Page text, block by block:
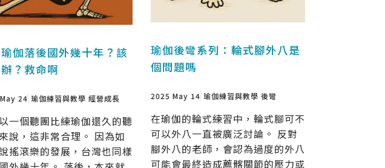
伽落後國外幾十年？該
？救命啊
24 瑜伽練習與教學 經營成長
一個聽團比練瑜伽還久的聽
說，這非常合理。 因為如
搖滾樂的發展，台灣也同樣
瑜伽後彎系列：輪式腳外八是
個問題嗎
2025 May 14 瑜伽練習與教學 後彎
在瑜伽的輪式練習中，輪式腳可不
可以外八一直被廣泛討論。 反對
腳外八的老師，會認為過度的外八
可能會最終造成薦髂關節的壓力或